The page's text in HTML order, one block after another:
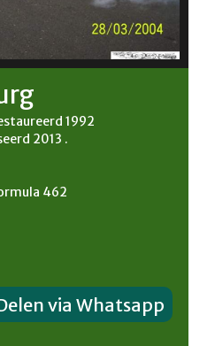
1992
2013 .
462
via Whatsapp